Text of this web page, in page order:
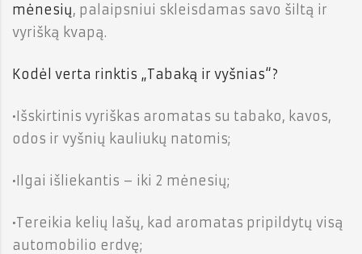
mėnesių, palaipsniui skleisdamas savo šiltą ir
vyrišką kvapą.
Kodėl verta rinktis „Tabaką ir vyšnias“?
•Išskirtinis vyriškas aromatas su tabako, kavos,
odos ir vyšnių kauliukų natomis;
•Ilgai išliekantis – iki 2 mėnesių;
•Tereikia kelių lašų, kad aromatas pripildytų visą
automobilio erdvę;